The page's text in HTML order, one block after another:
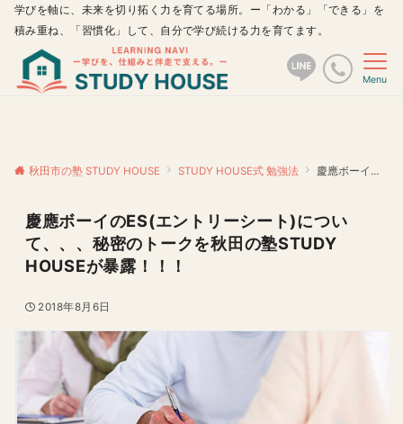
学びを軸に、未来を切り拓く力を育てる場所。ー「わかる」「できる」を
積み重ね、「習慣化」して、自分で学び続ける力を育てます。
Menu
秋田市の塾 STUDY HOUSE STUDY HOUSE式 勉強法 慶應ボーイのES(エントリーシート)について、、、秘密のトークを秋田の塾STUDY HOUSEが暴露！！！
慶應ボーイのES(エントリーシート)につい
て、、、秘密のトークを秋田の塾STUDY
HOUSEが暴露！！！
2018年8月6日